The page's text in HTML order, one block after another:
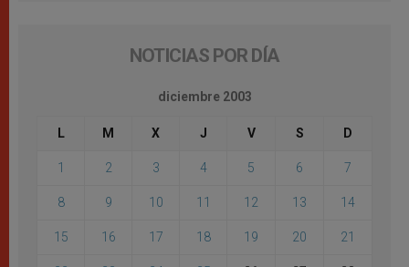
NOTICIAS POR DÍA
diciembre 2003
L M X J V S D
1 2 3 4 5 6 7
8 9 10 11 12 13 14
15 16 17 18 19 20 21